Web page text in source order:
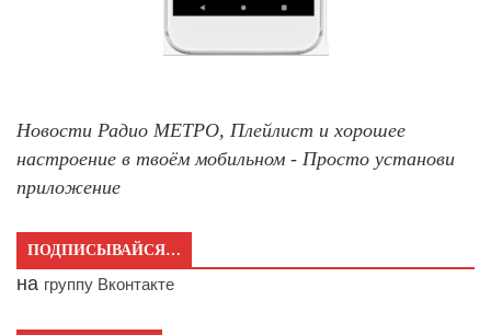
Новости Радио МЕТРО, Плейлист и хорошее
настроение в твоём мобильном - Просто установи
приложение
ПОДПИСЫВАЙСЯ…
на группу Вконтакте